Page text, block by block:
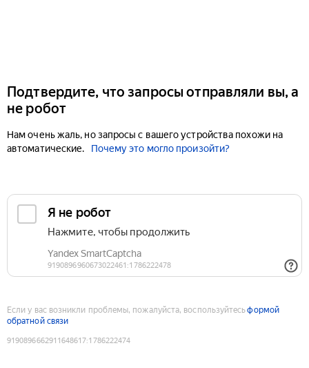
Подтвердите, что запросы отправляли вы, а
не робот
Нам очень жаль, но запросы с вашего устройства похожи на
автоматические.
Почему это могло произойти?
Если у вас возникли проблемы, пожалуйста, воспользуйтесьформой
обратной связи
9190896662911648617:1786222474